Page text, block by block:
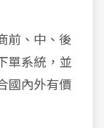
前、中、後
單系統，並
國內外有價